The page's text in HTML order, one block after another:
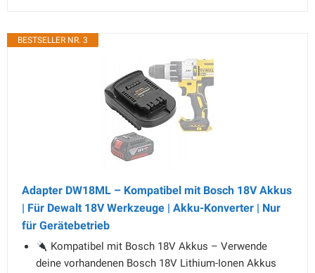
BESTSELLER NR. 3
Adapter DW18ML – Kompatibel mit Bosch 18V Akkus
| Für Dewalt 18V Werkzeuge | Akku-Konverter | Nur
für Gerätebetrieb
Kompatibel mit Bosch 18V Akkus – Verwende
deine vorhandenen Bosch 18V Lithium-Ionen Akkus